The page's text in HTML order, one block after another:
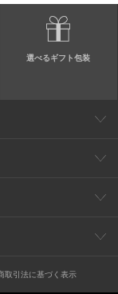
選べるギフト包装
取引法に基づく表示